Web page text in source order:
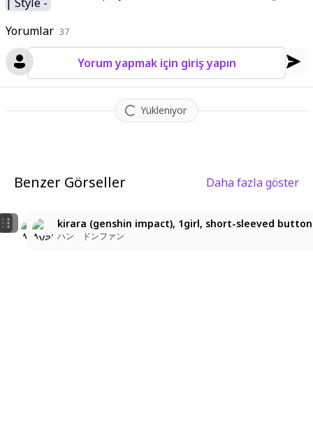
Yorumlar 37
Yorum yapmak için giriş yapın
Yükleniyor
Benzer Görseller Daha fazla göster
kirara (genshin impact), 1girl,
ハン ドンファン
kirara (genshin impact), 1girl,
ハン ドンファン
kirara (genshin impact), 1girl, short-sleeved
ハン ドンファン